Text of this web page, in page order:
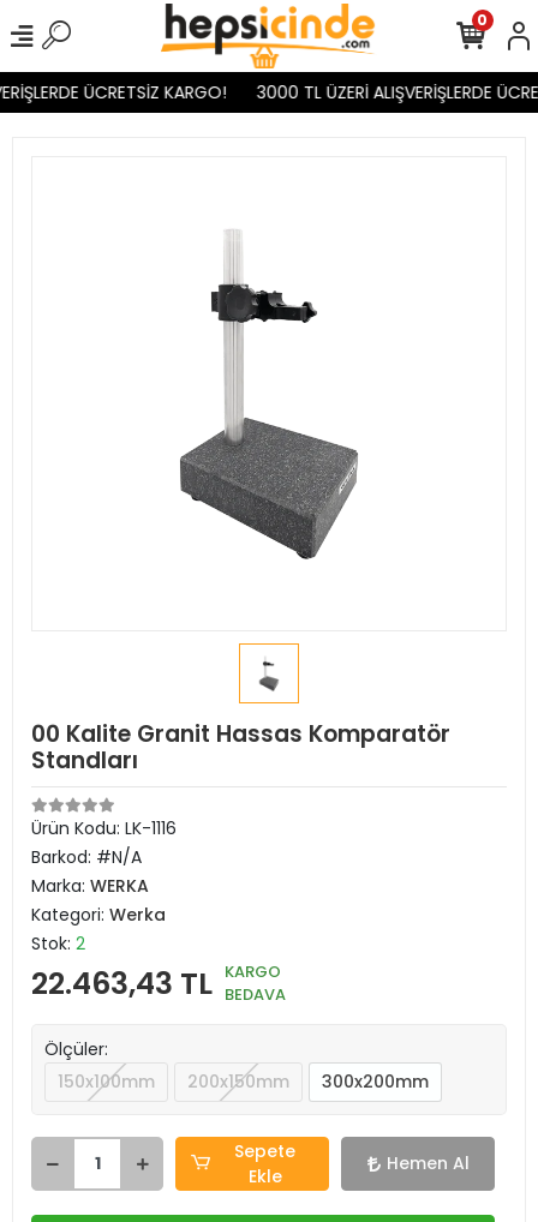
ÜCRETSİZ KARGO! 3000 TL ÜZERİ ALIŞVERİŞLERDE
0
00 Kalite Granit Hassas Komparatör
Standları
Ürün Kodu: LK-1116
Barkod: #N/A
Marka: WERKA
Kategori: Werka
Stok: 2
22.463,43 TL KARGO
BEDAVA
Ölçüler:
150x100mm
200x150mm 300x200mm
Sepete
Ekle
Hemen Al